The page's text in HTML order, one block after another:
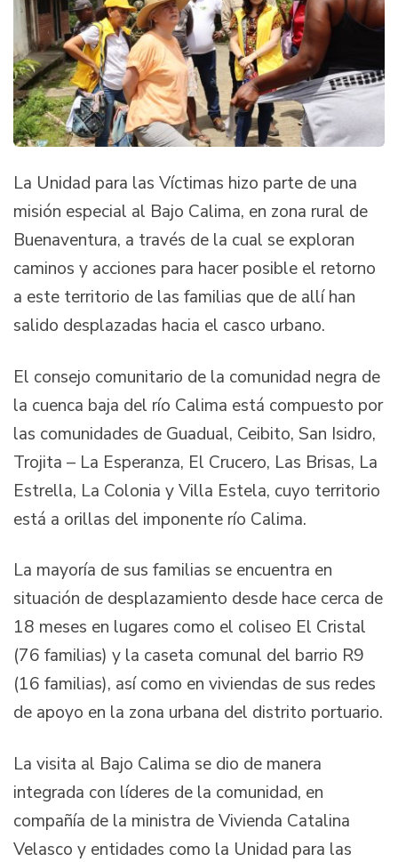
La Unidad para las Víctimas hizo parte de una
misión especial al Bajo Calima, en zona rural de
Buenaventura, a través de la cual se exploran
caminos y acciones para hacer posible el retorno
a este territorio de las familias que de allí han
salido desplazadas hacia el casco urbano.
El consejo comunitario de la comunidad negra de
la cuenca baja del río Calima está compuesto por
las comunidades de Guadual, Ceibito, San Isidro,
Trojita – La Esperanza, El Crucero, Las Brisas, La
Estrella, La Colonia y Villa Estela, cuyo territorio
está a orillas del imponente río Calima.
La mayoría de sus familias se encuentra en
situación de desplazamiento desde hace cerca de
18 meses en lugares como el coliseo El Cristal
(76 familias) y la caseta comunal del barrio R9
(16 familias), así como en viviendas de sus redes
de apoyo en la zona urbana del distrito portuario.
La visita al Bajo Calima se dio de manera
integrada con líderes de la comunidad, en
compañía de la ministra de Vivienda Catalina
Velasco y entidades como la Unidad para las